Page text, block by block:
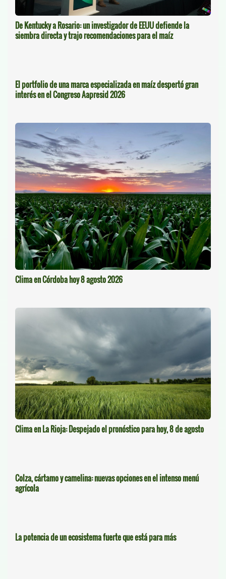
De Kentucky a Rosario: un investigador de EEUU defiende la
siembra directa y trajo recomendaciones para el maíz
El portfolio de una marca especializada en maíz despertó gran
interés en el Congreso Aapresid 2026
Clima en Córdoba hoy 8 agosto 2026
Clima en La Rioja: Despejado el pronóstico para hoy, 8 de agosto
Colza, cártamo y camelina: nuevas opciones en el intenso menú
agrícola
La potencia de un ecosistema fuerte que está para más